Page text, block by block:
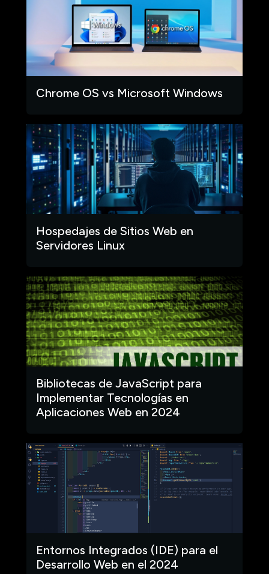
Chrome OS vs Microsoft Windows
Hospedajes de Sitios Web en
Servidores Linux
Bibliotecas de JavaScript para
Implementar Tecnologías en
Aplicaciones Web en 2024
Entornos Integrados (IDE) para el
Desarrollo Web en el 2024